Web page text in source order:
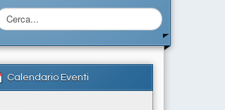
Calendario Eventi